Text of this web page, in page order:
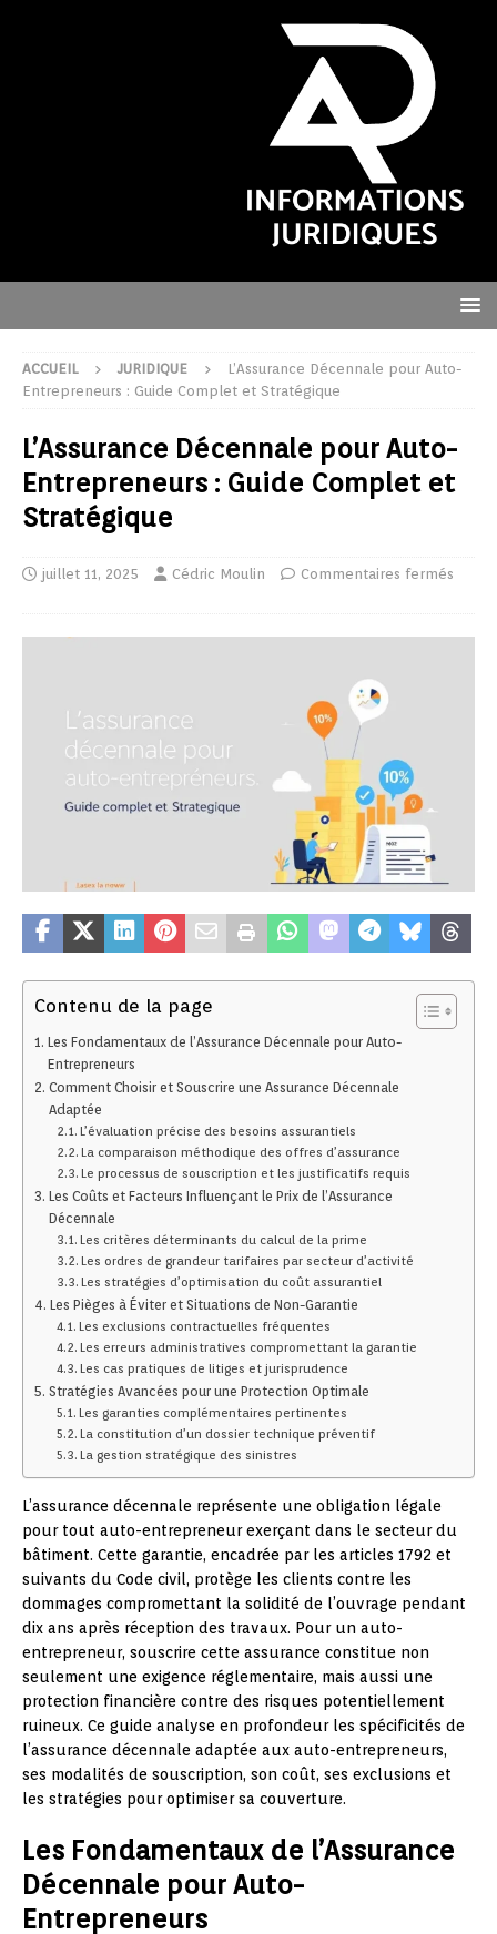
ACCUEIL JURIDIQUE
L’Assurance Décennale pour Auto-
Entrepreneurs : Guide Complet et Stratégique
L’Assurance Décennale pour Auto-
Entrepreneurs : Guide Complet et
Stratégique
juillet 11, 2025 Cédric Moulin Commentaires fermés
Contenu de la page
Les Fondamentaux de l’Assurance Décennale pour Auto-
Entrepreneurs
Comment Choisir et Souscrire une Assurance Décennale
Adaptée
L’évaluation précise des besoins assurantiels
La comparaison méthodique des offres d’assurance
Le processus de souscription et les justificatifs requis
Les Coûts et Facteurs Influençant le Prix de l’Assurance
Décennale
Les critères déterminants du calcul de la prime
Les ordres de grandeur tarifaires par secteur d’activité
Les stratégies d’optimisation du coût assurantiel
Les Pièges à Éviter et Situations de Non-Garantie
Les exclusions contractuelles fréquentes
Les erreurs administratives compromettant la garantie
Les cas pratiques de litiges et jurisprudence
Stratégies Avancées pour une Protection Optimale
Les garanties complémentaires pertinentes
La constitution d’un dossier technique préventif
La gestion stratégique des sinistres
L’assurance décennale représente une obligation légale
pour tout auto-entrepreneur exerçant dans le secteur du
bâtiment. Cette garantie, encadrée par les articles 1792 et
suivants du Code civil, protège les clients contre les
dommages compromettant la solidité de l’ouvrage pendant
dix ans après réception des travaux. Pour un auto-
entrepreneur, souscrire cette assurance constitue non
seulement une exigence réglementaire, mais aussi une
protection financière contre des risques potentiellement
ruineux. Ce guide analyse en profondeur les spécificités de
l’assurance décennale adaptée aux auto-entrepreneurs,
ses modalités de souscription, son coût, ses exclusions et
les stratégies pour optimiser sa couverture.
Les Fondamentaux de l’Assurance
Décennale pour Auto-
Entrepreneurs